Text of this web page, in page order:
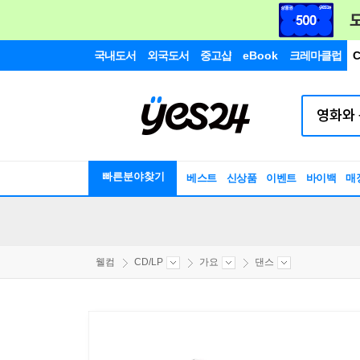
국내도서 외국도서 중고샵 eBook 크레마클럽
빠른분야찾기 베스트 신상품 이벤트 바이백 매
웰컴 CD/LP 가요 댄스